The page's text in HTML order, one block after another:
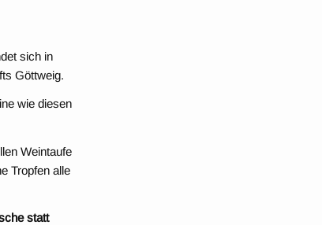
sich in
Göttweig.
wie diesen
Weintaufe
Tropfen alle
statt